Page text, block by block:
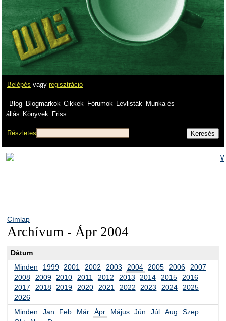
Belépés vagy regisztráció
Blog Blogmarkok Cikkek Fórumok Levlisták
Munka és
állás Könyvek Friss
Részletes
Címlap
Archívum - Ápr 2004
Dátum
Minden
1999 2001 2002 2003 2004 2005 2006
2007
2008
2009 2010 2011 2012 2013 2014 2015
2016
2017
2018 2019 2020 2021 2022 2023 2024
2025
2026
Minden
Jan Feb Már Ápr Május Jún Júl Aug
Szep